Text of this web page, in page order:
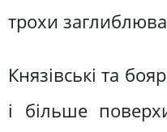
трохи
Князівські та
і більше